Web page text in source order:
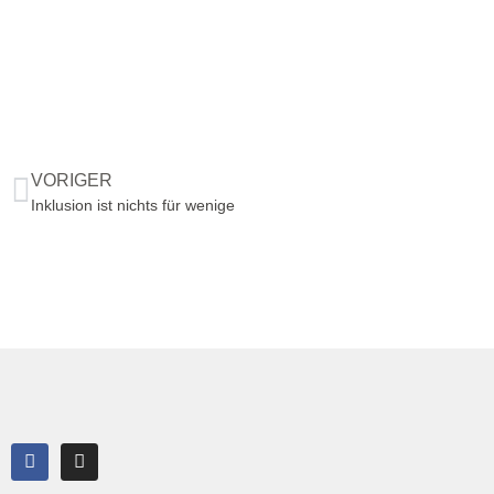
VORIGER
Inklusion ist nichts für wenige